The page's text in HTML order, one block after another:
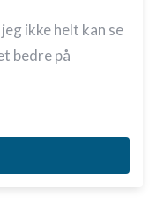
ikke helt kan se
bedre på